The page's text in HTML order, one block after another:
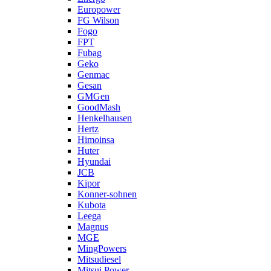
Europower
FG Wilson
Fogo
FPT
Fubag
Geko
Genmac
Gesan
GMGen
GoodMash
Henkelhausen
Hertz
Himoinsa
Huter
Hyundai
JCB
Kipor
Konner-sohnen
Kubota
Leega
Magnus
MGE
MingPowers
Mitsudiesel